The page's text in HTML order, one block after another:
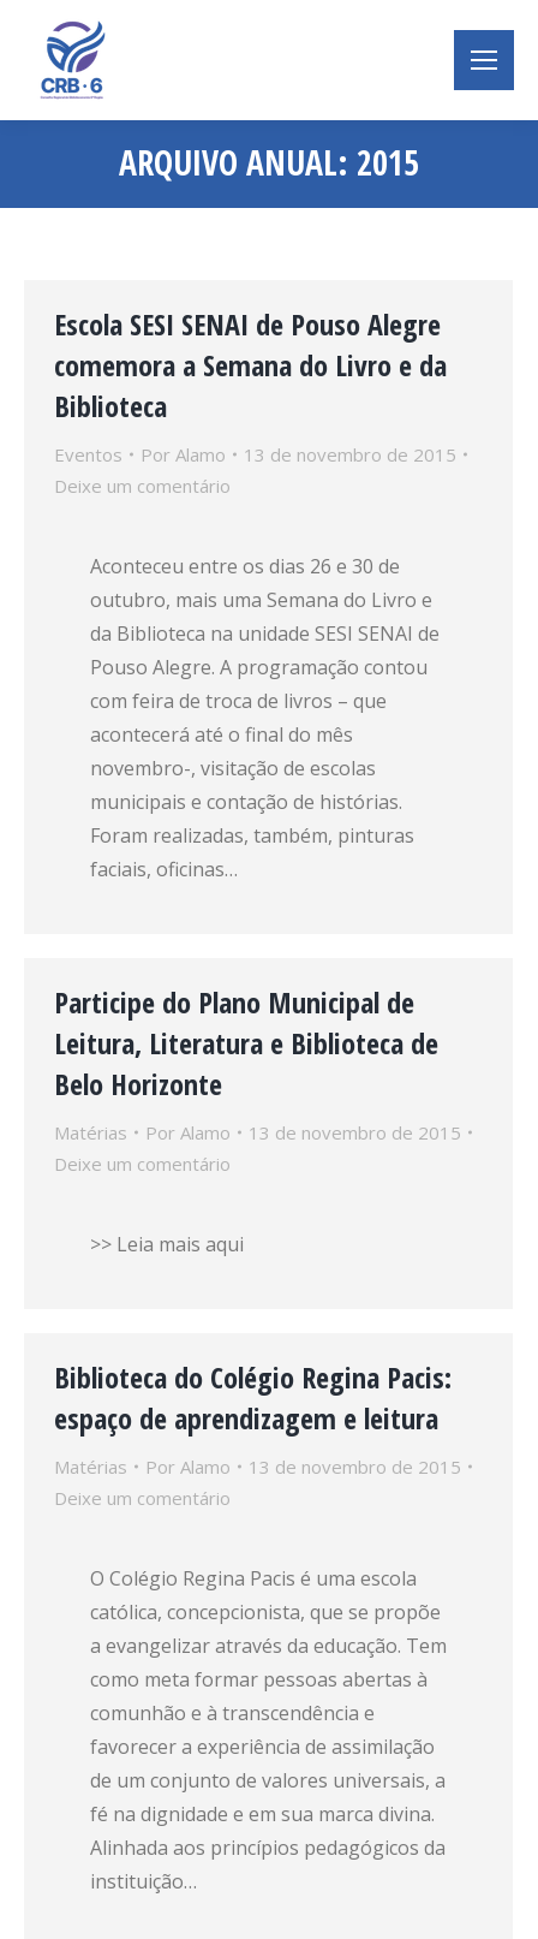
ARQUIVO ANUAL: 2015
Você está aqui:
Escola SESI SENAI de Pouso Alegre
comemora a Semana do Livro e da
Biblioteca
Eventos Por Alamo
13 de novembro de 2015
Deixe um comentário
Aconteceu entre os dias 26 e 30 de
outubro, mais uma Semana do Livro e
da Biblioteca na unidade SESI SENAI de
Pouso Alegre. A programação contou
com feira de troca de livros – que
acontecerá até o final do mês
novembro-, visitação de escolas
municipais e contação de histórias.
Foram realizadas, também, pinturas
faciais, oficinas…
Participe do Plano Municipal de
Leitura, Literatura e Biblioteca de
Belo Horizonte
Matérias Por Alamo
13 de novembro de 2015
Deixe um comentário
>> Leia mais aqui
Biblioteca do Colégio Regina Pacis:
espaço de aprendizagem e leitura
Matérias Por Alamo
13 de novembro de 2015
Deixe um comentário
O Colégio Regina Pacis é uma escola
católica, concepcionista, que se propõe
a evangelizar através da educação. Tem
como meta formar pessoas abertas à
comunhão e à transcendência e
favorecer a experiência de assimilação
de um conjunto de valores universais, a
fé na dignidade e em sua marca divina.
Alinhada aos princípios pedagógicos da
instituição…